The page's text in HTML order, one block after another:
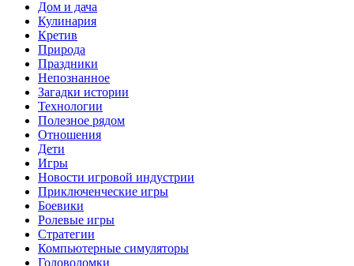
Дом и дача
Кулинария
Кретив
Природа
Праздники
Непознанное
Загадки истории
Технологии
Полезное рядом
Отношения
Дети
Игры
Новости игровой индустрии
Приключенческие игры
Боевики
Ролевые игры
Стратегии
Компьютерные симуляторы
Головоломки